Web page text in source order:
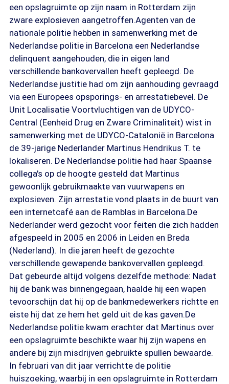
een opslagruimte op zijn naam in Rotterdam zijn
zware explosieven aangetroffen.Agenten van de
nationale politie hebben in samenwerking met de
Nederlandse politie in Barcelona een Nederlandse
delinquent aangehouden, die in eigen land
verschillende bankovervallen heeft gepleegd. De
Nederlandse justitie had om zijn aanhouding gevraagd
via een Europees opsporings- en arrestatiebevel. De
Unit Localisatie Voortvluchtigen van de UDYCO-
Central (Eenheid Drug en Zware Criminaliteit) wist in
samenwerking met de UDYCO-Catalonië in Barcelona
de 39-jarige Nederlander Martinus Hendrikus T. te
lokaliseren. De Nederlandse politie had haar Spaanse
collega's op de hoogte gesteld dat Martinus
gewoonlijk gebruikmaakte van vuurwapens en
explosieven. Zijn arrestatie vond plaats in de buurt van
een internetcafé aan de Ramblas in Barcelona.De
Nederlander werd gezocht voor feiten die zich hadden
afgespeeld in 2005 en 2006 in Leiden en Breda
(Nederland). In die jaren heeft de gezochte
verschillende gewapende bankovervallen gepleegd.
Dat gebeurde altijd volgens dezelfde methode: Nadat
hij de bank was binnengegaan, haalde hij een wapen
tevoorschijn dat hij op de bankmedewerkers richtte en
eiste hij dat ze hem het geld uit de kas gaven.De
Nederlandse politie kwam erachter dat Martinus over
een opslagruimte beschikte waar hij zijn wapens en
andere bij zijn misdrijven gebruikte spullen bewaarde.
In februari van dit jaar verrichtte de politie
huiszoeking, waarbij in een opslagruimte in Rotterdam